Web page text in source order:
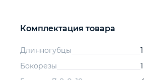
Комплектация товара
Длинногубцы
Бокорезы